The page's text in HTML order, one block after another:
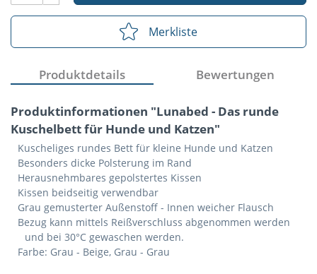
Merkliste
Produktdetails Bewertungen
Produktinformationen "Lunabed - Das runde
Kuschelbett für Hunde und Katzen"
Kuscheliges rundes Bett für kleine Hunde und Katzen
Besonders dicke Polsterung im Rand
Herausnehmbares gepolstertes Kissen
Kissen beidseitig verwendbar
Grau gemusterter Außenstoff - Innen weicher Flausch
Bezug kann mittels Reißverschluss abgenommen werden
und bei 30°C gewaschen werden.
Farbe: Grau - Beige, Grau - Grau